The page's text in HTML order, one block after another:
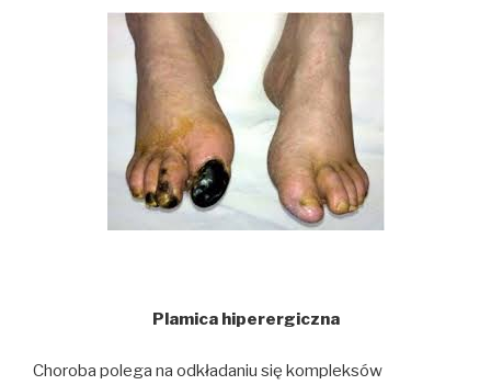
Plamica hiperergiczna
Choroba polega na odkładaniu się kompleksów